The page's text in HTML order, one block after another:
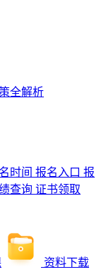
全解析
时间 报名入口 报
查询 证书领取
资料下载